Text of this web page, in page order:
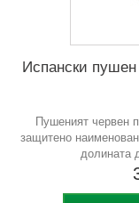
Испански
Пушеният червен
защитено
долината